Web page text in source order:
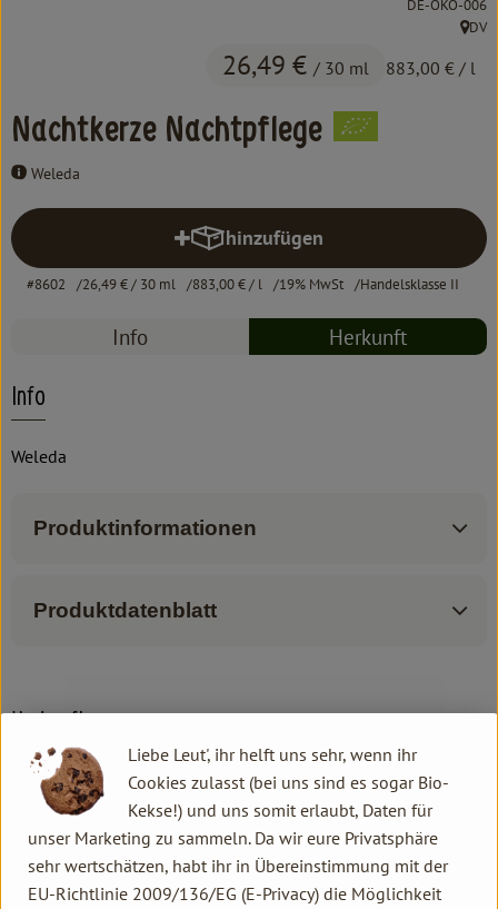
Über uns
Erleben
Nachtkerze Nachtpflege
Weleda
26,49 € / 30 ml 883,00 € / l
, Kontrollstelle:
DE-ÖKO-006
,DV
hinzufügen
Produkt zum Warenkorb
#8602 26,49 €/ 30 ml 883,00 €/ l 19% MwSt Handelsklasse II
Info Herkunft
Info
Weleda
Produktinformationen
Produktdatenblatt
Hersteller: Weleda
DV
Liebe Leut', ihr helft uns sehr, wenn ihr
Cookies zulasst (bei uns sind es sogar Bio-
Kekse!) und uns somit erlaubt, Daten für
unser Marketing zu sammeln. Da wir eure Privatsphäre
sehr wertschätzen, habt ihr in Übereinstimmung mit der
EU-Richtlinie 2009/136/EG (E-Privacy) die Möglichkeit